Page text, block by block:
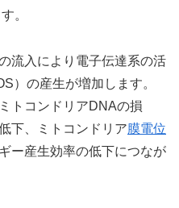
。
流入により電子伝達系の活
）の産生が増加します。
トコンドリアDNAの損
下、ミトコンドリア膜電位
ー産生効率の低下につなが